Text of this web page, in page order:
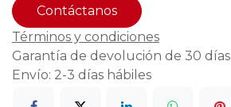
Contáctanos
Términos y condiciones
Garantía de devolución de 30 días
Envío: 2-3 días hábiles